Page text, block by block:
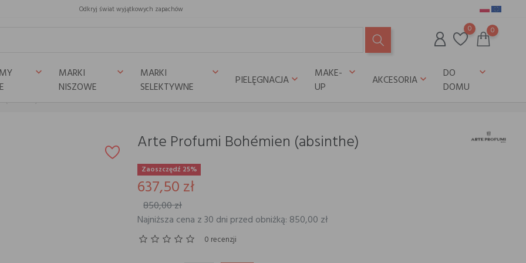
Odkryj świat wyjątkowych zapachów
0 0
keyboard_arrow_down
MARKI
NISZOWE
keyboard_arrow_down
MARKI
SELEKTYWNE
keyboard_arrow_down
PIELĘGNACJAkeyboard_arrow_down
MAKE-
UP
keyboard_arrow_down
AKCESORIAkeyboard_arrow_down
DO
DOMU
keyboard_arrow_down
(absinthe)
Arte Profumi Bohémien (absinthe)
Zaoszczędź 25%
637,50 zł
850,00 zł
Najniższa cena z 30 dni przed obniżką: 850,00 zł
0 recenzji